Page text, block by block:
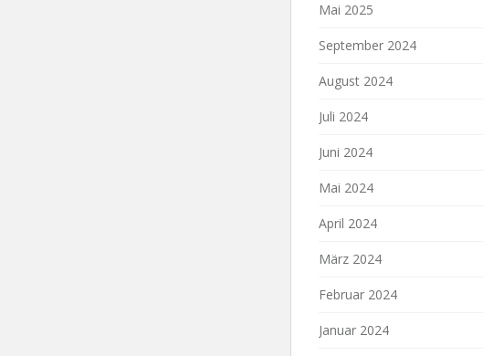
Mai 2025
September 2024
August 2024
Juli 2024
Juni 2024
Mai 2024
April 2024
März 2024
Februar 2024
Januar 2024